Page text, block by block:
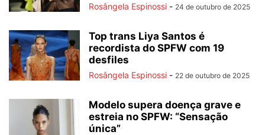
Rosângela Espinossi - 24 de outubro de 2025
Top trans Liya Santos é
recordista do SPFW com 19
desfiles
Rosângela Espinossi - 22 de outubro de 2025
Modelo supera doença grave e
estreia no SPFW: “Sensação
única”